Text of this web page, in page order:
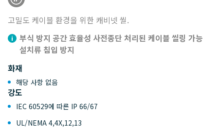
고밀도 케이블 환경을 위한 캐비넷 씰.
부식 방지 공간 효율성 사전종단 처리된 케이블 씰링 가능
설치류 침입 방지
화재
해당 사항 없음
강도
IEC 60529에 따른 IP 66/67
UL/NEMA 4,4X,12,13